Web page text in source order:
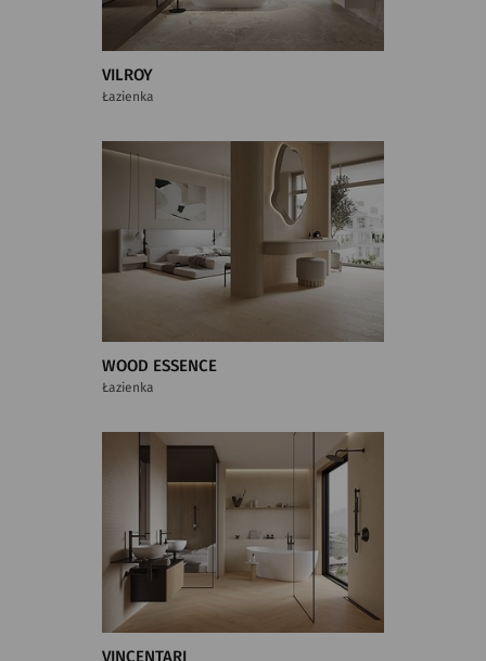
VILROY
Łazienka
WOOD ESSENCE
Łazienka
VINCENTARI